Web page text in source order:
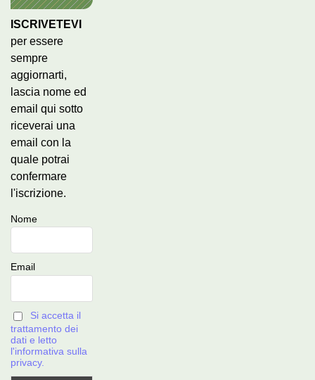
ISCRIVETEVI
per essere
sempre
aggiornarti,
lascia nome ed
email qui sotto
riceverai una
email con la
quale potrai
confermare
l'iscrizione.
Nome
Email
Si accetta il
trattamento dei
dati e letto
l'informativa sulla
privacy.